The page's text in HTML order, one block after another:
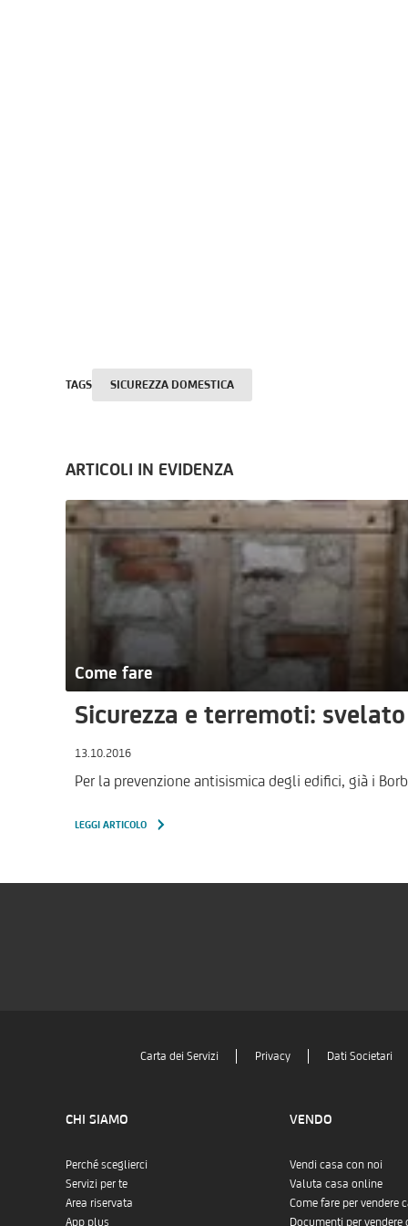
TAGS SICUREZZA DOMESTICA
ARTICOLI IN EVIDENZA
Come fare
Sicurezza e terremoti:
13.10.2016
Per la prevenzione antisismica degli edifici, già i
LEGGI ARTICOLO
Carta dei Servizi Privacy Dati Societari
CHI SIAMO
Perché sceglierci
Servizi per te
Area riservata
App plus
VENDO
Vendi casa con noi
Valuta casa online
Come fare per vendere
Documenti per vendere